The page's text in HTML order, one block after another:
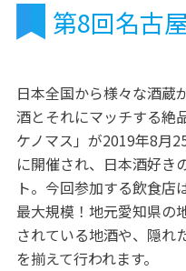
第8回名古
日本全国から様々な酒蔵
酒とそれにマッチする絶
ケノマス」が2019年8月
に開催され、日本酒好き
ト。今回参加する飲食店
最大規模！地元愛知県の
されている地酒や、隠れ
を揃えて行われます。